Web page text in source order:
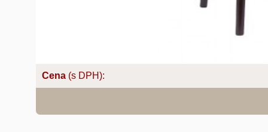
Cena (s DPH):